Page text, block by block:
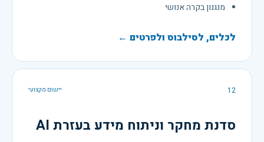
מנגנון בקרה אנושי
לכלים, לסילבוס ולפרטים ←
12 יישום מקצועי
סדנת מחקר וניתוח מידע בעזרת AI